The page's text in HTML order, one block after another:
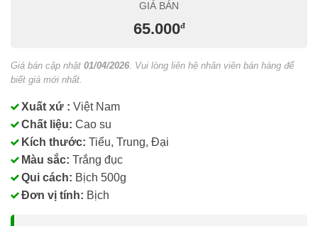
GIÁ BÁN
65.000đ
Giá bán cập nhật 01/04/2026. Vui lòng liên hệ nhân viên bán hàng để
biết giá mới nhất.
Xuất xứ : Việt Nam
Chất liệu: Cao su
Kích thước: Tiểu, Trung, Đại
Màu sắc: Trắng đục
Qui cách: Bịch 500g
Đơn vị tính: Bịch